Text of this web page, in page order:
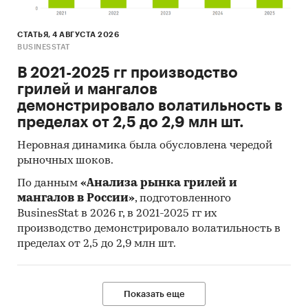
СТАТЬЯ, 4 АВГУСТА 2026
BUSINESSTAT
В 2021-2025 гг производство
грилей и мангалов
демонстрировало волатильность в
пределах от 2,5 до 2,9 млн шт.
Неровная динамика была обусловлена чередой
рыночных шоков.
По данным «Анализа рынка грилей и
мангалов в России», подготовленного
BusinesStat в 2026 г, в 2021-2025 гг их
производство демонстрировало волатильность в
пределах от 2,5 до 2,9 млн шт.
Показать еще